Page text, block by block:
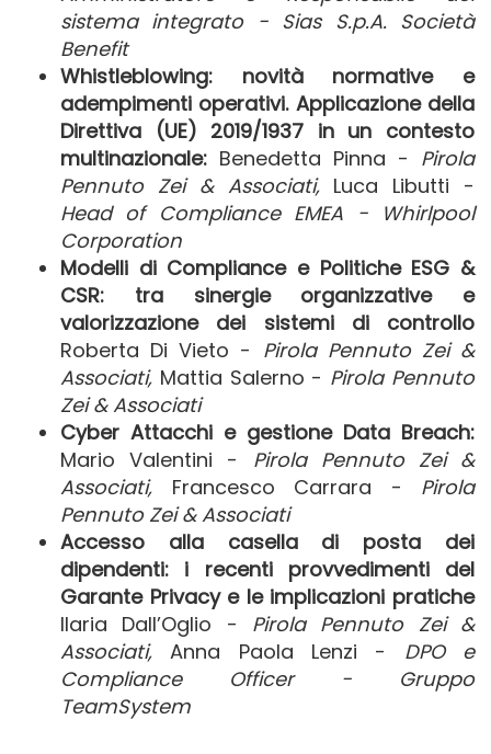
sistema integrato - Sias S.p.A. Società
Benefit
Whistleblowing:
novità normative e
adempimenti operativi. Applicazione della
Direttiva (UE) 2019/1937 in un contesto
multinazionale: Benedetta Pinna - Pirola
Pennuto Zei & Associati,Luca Libutti -
Head of Compliance EMEA - Whirlpool
Corporation
Modelli di Compliance e Politiche ESG &
CSR: tra sinergie organizzative e
valorizzazione dei sistemi di controllo
Roberta Di Vieto - Pirola Pennuto Zei &
Associati, Mattia Salerno - Pirola Pennuto
Zei & Associati
Cyber Attacchi e gestione Data Breach:
Mario Valentini - Pirola Pennuto Zei &
Associati, Francesco Carrara - Pirola
Pennuto Zei & Associati
Accesso alla casella di posta dei
dipendenti: i recenti provvedimenti del
Garante Privacy e le implicazioni pratiche
Ilaria Dall’Oglio - Pirola Pennuto Zei &
Associati, Anna Paola Lenzi - DPO e
Compliance Officer - Gruppo
TeamSystem